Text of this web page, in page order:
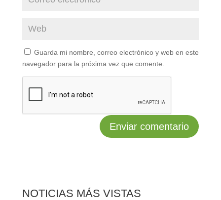
Guarda mi nombre, correo electrónico y web en este
navegador para la próxima vez que comente.
NOTICIAS MÁS VISTAS